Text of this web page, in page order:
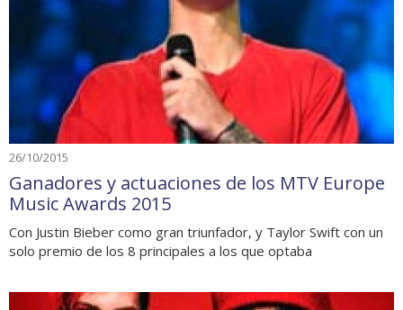
26/10/2015
Ganadores y actuaciones de los MTV Europe
Music Awards 2015
Con Justin Bieber como gran triunfador, y Taylor Swift con un
solo premio de los 8 principales a los que optaba